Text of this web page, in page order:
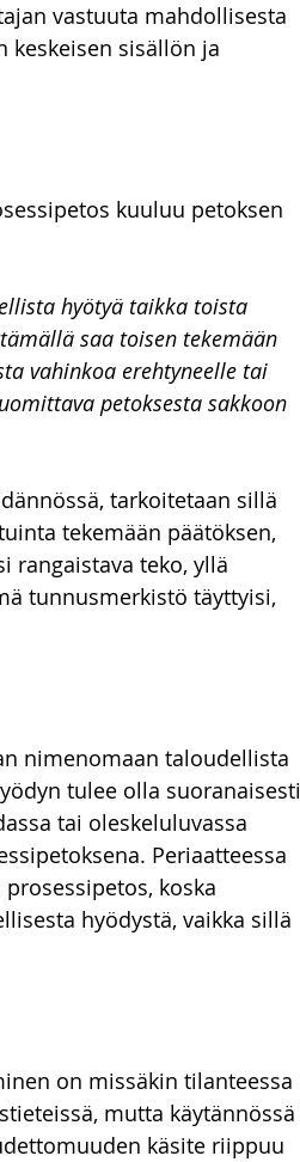
vastuuta mahdollisesta
keskeisen sisällön ja
kuuluu petoksen
hyötyä taikka toista
saa toisen tekemään
vahinkoa erehtyneelle tai
petoksesta sakkoon
tarkoitetaan sillä
tekemään päätöksen,
rangaistava teko, yllä
tunnusmerkistö täyttyisi,
nimenomaan taloudellista
tulee olla suoranaisesti
tai oleskeluluvassa
Periaatteessa
koska
hyödystä, vaikka sillä
on missäkin tilanteessa
mutta käytännössä
käsite riippuu